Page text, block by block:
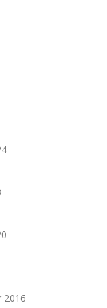
2016